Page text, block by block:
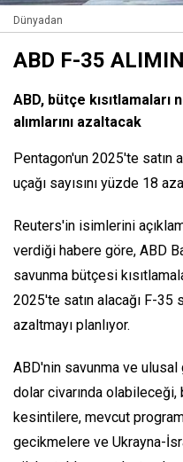
Dünyadan
ABD F-35
ABD, bütçe
alımlarını azaltacak
Pentagon'un 2025'te satın
uçağı sayısını yüzde 18
Reuters'in isimlerini
verdiği habere göre, ABD
savunma bütçesi
2025'te satın alacağı F-35
azaltmayı planlıyor.
ABD'nin savunma ve
dolar civarında
kesintilere, mevcut
gecikmelere ve Ukrayna-